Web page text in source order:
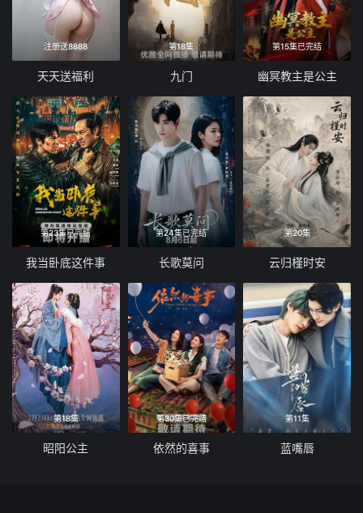
注册送8888
天天送福利
第18集
九门
第15集已完结
幽冥教主是公主
第23集已完结
我当卧底这件事
第24集已完结
长歌莫问
第20集
云归槿时安
第18集
昭阳公主
第30集已完结
依然的喜事
第11集
蓝嘴唇